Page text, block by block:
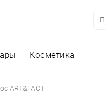
Косметика
ART&FACT